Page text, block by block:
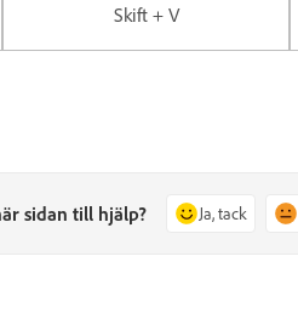
Skift + V
sidan till hjälp? Ja, tack